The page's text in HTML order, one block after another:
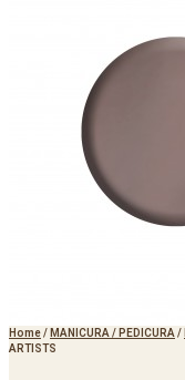
Home/ MANICURA / PEDICURA /
ARTISTS